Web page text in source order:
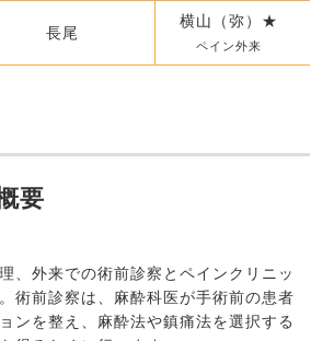
長尾
横山（弥）★
ペイン外来
要
、外来での術前診察とペインクリニッ
術前診察は、麻酔科医が手術前の患者
ンを整え、麻酔法や鎮痛法を選択する